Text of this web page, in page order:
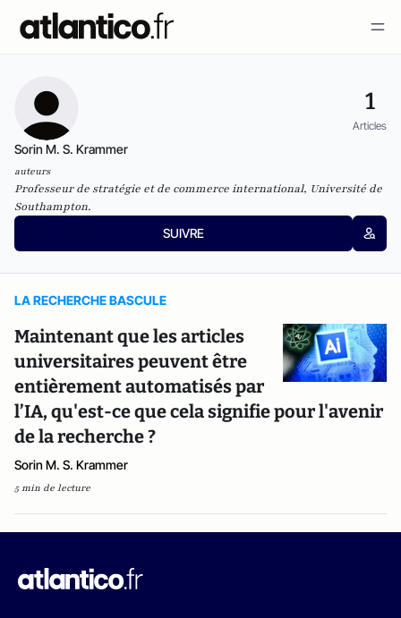
1
Articles
Sorin M. S. Krammer
auteurs
Professeur de stratégie et de commerce international, Université de
Southampton.
SUIVRE
LA RECHERCHE BASCULE
Maintenant que les articles
universitaires peuvent être
entièrement automatisés par
l’IA, qu'est-ce que cela signifie pour l'avenir
de la recherche ?
Sorin M. S. Krammer
5 min de lecture